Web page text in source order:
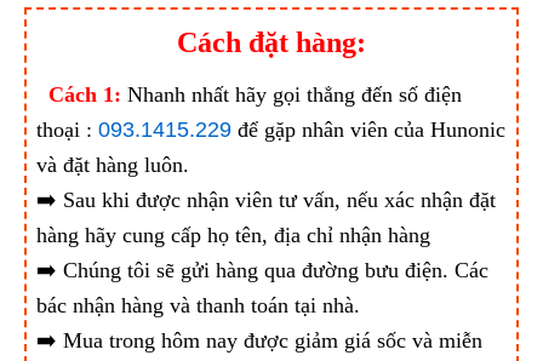
Cách đặt hàng:
Cách 1: Nhanh nhất hãy gọi thẳng đến số điện
thoại : 093.1415.229 để gặp nhân viên của Hunonic
và đặt hàng luôn.
➡️ Sau khi được nhận viên tư vấn, nếu xác nhận đặt
hàng hãy cung cấp họ tên, địa chỉ nhận hàng
➡️ Chúng tôi sẽ gửi hàng qua đường bưu điện. Các
bác nhận hàng và thanh toán tại nhà.
➡️ Mua trong hôm nay được giảm giá sốc và miễn